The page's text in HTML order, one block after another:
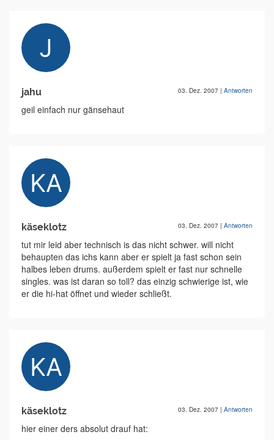
jahu 03. Dez. 2007 | Antworten
geil einfach nur gänsehaut
käseklotz 03. Dez. 2007 | Antworten
tut mir leid aber technisch is das nicht schwer. will nicht
behaupten das ichs kann aber er spielt ja fast schon sein
halbes leben drums. außerdem spielt er fast nur schnelle
singles. was ist daran so toll? das einzig schwierige ist, wie
er die hi-hat öffnet und wieder schließt.
käseklotz 03. Dez. 2007 | Antworten
hier einer ders absolut drauf hat: